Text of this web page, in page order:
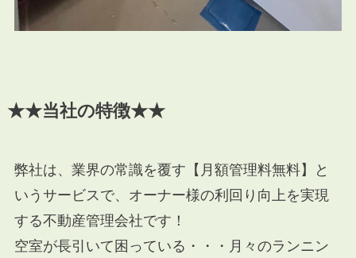
★★当社の特徴★★
弊社は、業界の常識を覆す【月額管理料無料】と
いうサービスで、オーナー様の利回り向上を実現
する不動産管理会社です！
空室が長引いて困っている・・・月々のランニン